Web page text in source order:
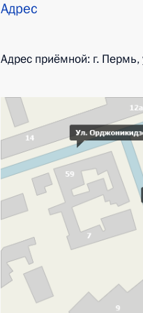
Адрес
Адрес приёмной: г. Пермь,